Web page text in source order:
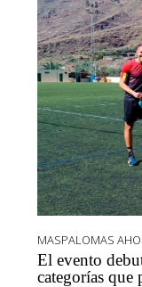
MASPALOMAS
El evento
categorías que